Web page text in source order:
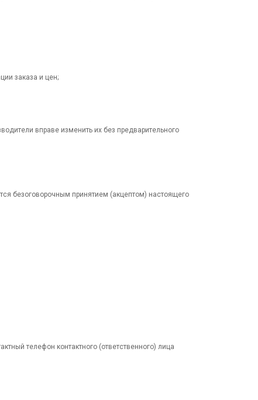
заказа и цен;
вправе изменить их без предварительного
безоговорочным принятием (акцептом) настоящего
телефон контактного (ответственного) лица